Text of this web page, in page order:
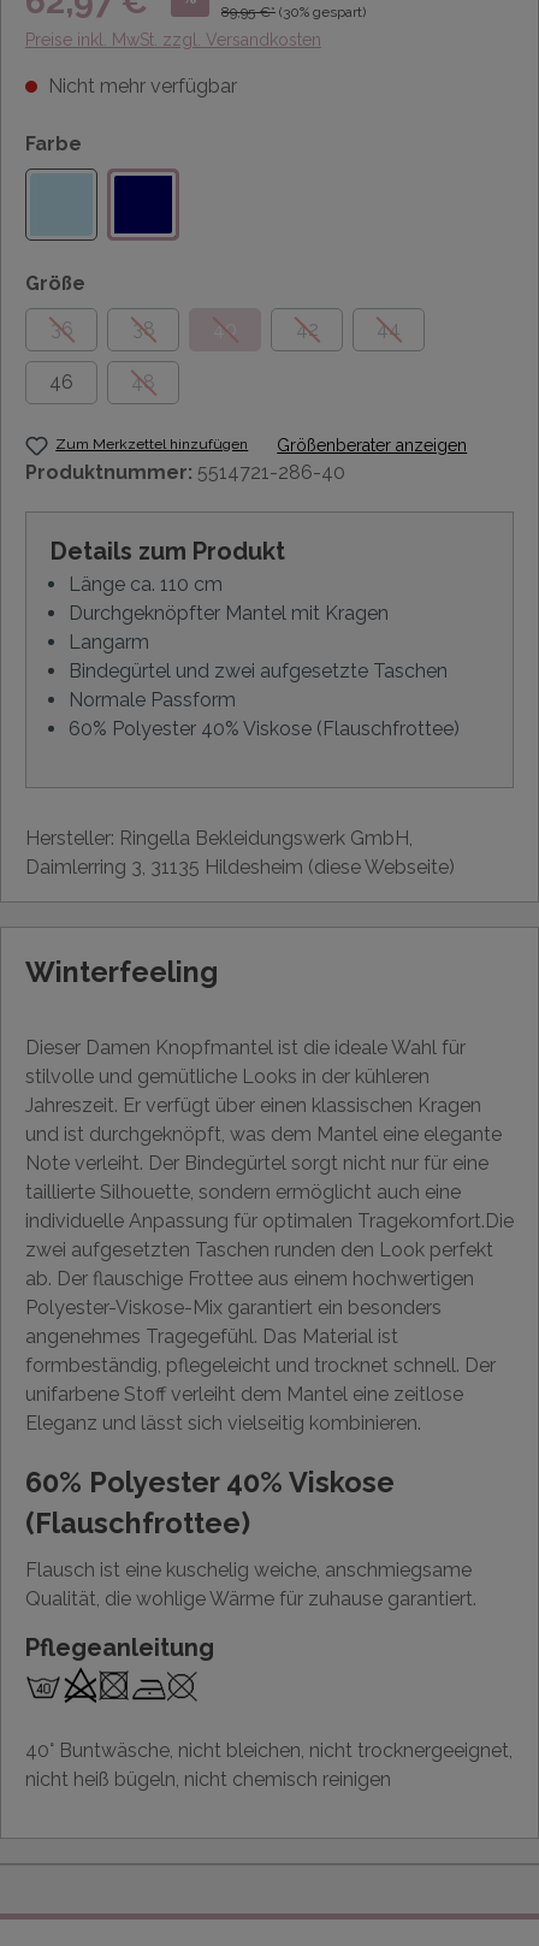
89,95 €* (30% gespart)
Preise inkl. MwSt. zzgl. Versandkosten
Nicht mehr verfügbar
Farbe
Größe
36
38 40 42 44
46 48
Zum Merkzettel hinzufügen Größenberater anzeigen
Produktnummer: 5514721-286-40
Details zum Produkt
Länge ca. 110 cm
Durchgeknöpfter Mantel mit Kragen
Langarm
Bindegürtel und zwei aufgesetzte Taschen
Normale Passform
60% Polyester 40% Viskose (Flauschfrottee)
Hersteller: Ringella Bekleidungswerk GmbH,
Daimlerring 3, 31135 Hildesheim (diese Webseite)
Winterfeeling
Dieser Damen Knopfmantel ist die ideale Wahl für
stilvolle und gemütliche Looks in der kühleren
Jahreszeit. Er verfügt über einen klassischen Kragen
und ist durchgeknöpft, was dem Mantel eine elegante
Note verleiht. Der Bindegürtel sorgt nicht nur für eine
taillierte Silhouette, sondern ermöglicht auch eine
individuelle Anpassung für optimalen Tragekomfort.Die
zwei aufgesetzten Taschen runden den Look perfekt
ab. Der flauschige Frottee aus einem hochwertigen
Polyester-Viskose-Mix garantiert ein besonders
angenehmes Tragegefühl. Das Material ist
formbeständig, pflegeleicht und trocknet schnell. Der
unifarbene Stoff verleiht dem Mantel eine zeitlose
Eleganz und lässt sich vielseitig kombinieren.
60% Polyester 40% Viskose
(Flauschfrottee)
Flausch ist eine kuschelig weiche, anschmiegsame
Qualität, die wohlige Wärme für zuhause garantiert.
Pflegeanleitung
40° Buntwäsche, nicht bleichen, nicht trocknergeeignet,
nicht heiß bügeln, nicht chemisch reinigen